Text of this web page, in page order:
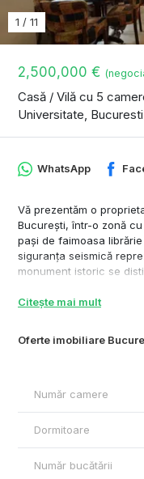
2,500,000 €
Casă / Vilă cu 5
Universitate, Bucuresti
1 / 11
Oferte imobiliare
WhatsApp
Vă prezentăm o
București, într-o zonă
pași de faimoasa
siguranța seismică
monument istoric se
și pregătită pentru
calitate:
- Confort Termic:
din lemn masiv și 5
- Eficiență: 2 centrale
Citește mai mult
Număr camere
Dormitoare
Număr bucătării